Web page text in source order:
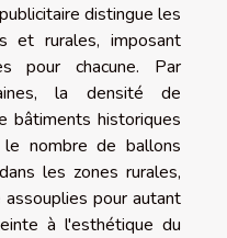
distingue les
et rurales, imposant
pour chacune. Par
la densité de
bâtiments historiques
nombre de ballons
les zones rurales,
pour autant
à l'esthétique du